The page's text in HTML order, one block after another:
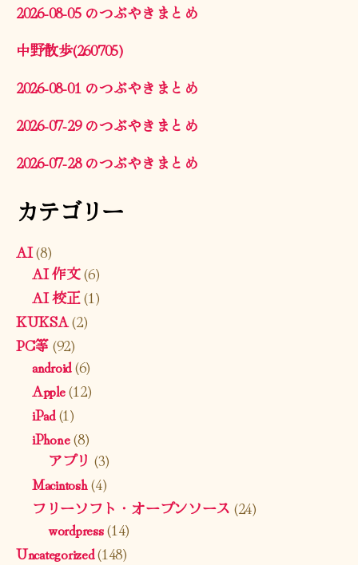
2026-08-05 のつぶやきまとめ
中野散歩(260705)
2026-08-01 のつぶやきまとめ
2026-07-29 のつぶやきまとめ
2026-07-28 のつぶやきまとめ
カテゴリー
AI(8)
AI 作文(6)
AI 校正(1)
KUKSA(2)
PC等(92)
android(6)
Apple(12)
iPad(1)
iPhone(8)
アプリ (3)
Macintosh(4)
フリーソフト・オープンソース (24)
wordpress(14)
Uncategorized(148)